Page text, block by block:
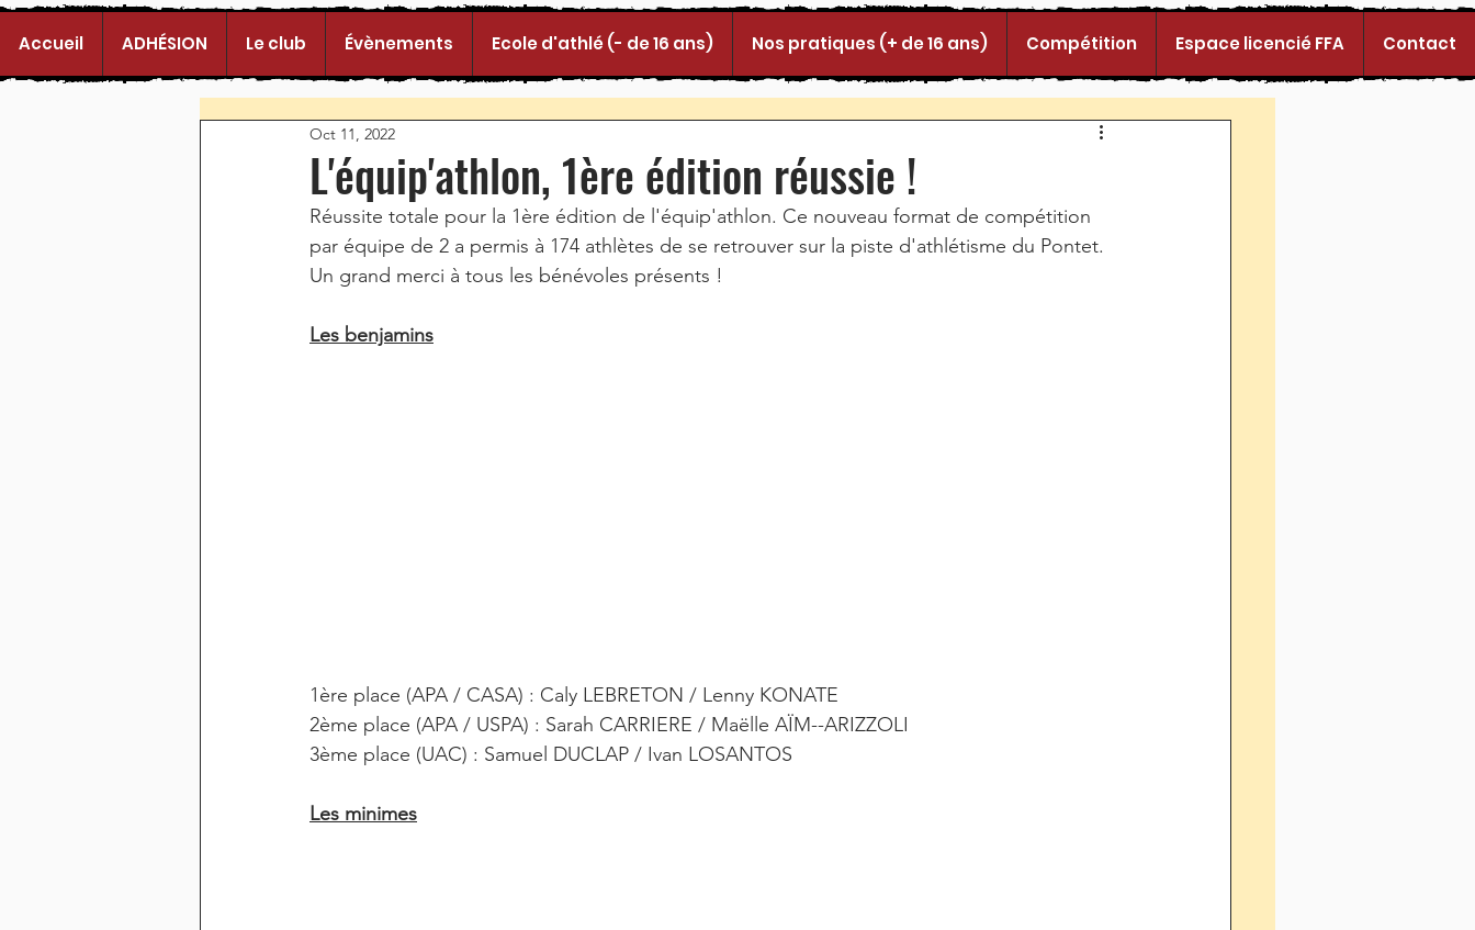
Accueil ADHÉSION Le club Évènements Ecole d'athlé (- de 16 ans) Nos pratiques (+ de 16 ans) Compétition Espace licencié FFA Contact
L'équip'athlon, 1ère édition réussie !
Oct 11, 2022
Réussite totale pour la 1ère édition de l'équip'athlon. Ce nouveau format de compétition
par équipe de 2 a permis à 174 athlètes de se retrouver sur la piste d'athlétisme du Pontet.
Un grand merci à tous les bénévoles présents !
Les benjamins
1ère place (APA / CASA) : Caly LEBRETON / Lenny KONATE
2ème place (APA / USPA) : Sarah CARRIERE / Maëlle AÏM--ARIZZOLI
3ème place (UAC) : Samuel DUCLAP / Ivan LOSANTOS
Les minimes